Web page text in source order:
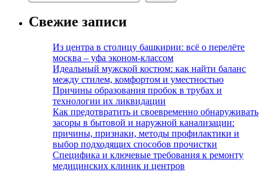
Свежие записи
Из центра в столицу башкирии: всё о перелёте
москва – уфа эконом-классом
Идеальный мужской костюм: как найти баланс
между стилем, комфортом и уместностью
Причины образования пробок в трубах и
технологии их ликвидации
Как предотвратить и своевременно обнаруживать
засоры в бытовой и наружной канализации:
причины, признаки, методы профилактики и
выбор подходящих способов прочистки
Специфика и ключевые требования к ремонту
медицинских клиник и центров